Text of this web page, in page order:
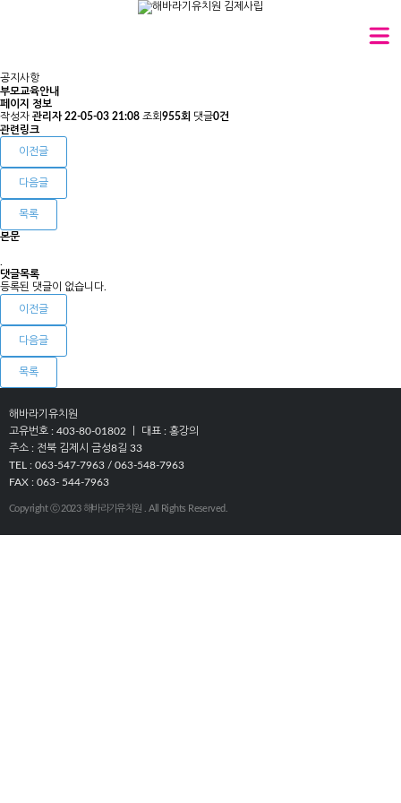
공지사항
부모교육안내
페이지 정보
작성자 관리자 22-05-03 21:08 조회955회 댓글0건
관련링크
이전글
다음글
목록
본문
.
댓글목록
등록된 댓글이 없습니다.
이전글
다음글
목록
해바라기유치원
고유번호 : 403-80-01802 ㅣ 대표 : 홍강의
주소 : 전북 김제시 금성8길 33
TEL : 063-547-7963 / 063-548-7963
FAX : 063- 544-7963
Copyright ⓒ 2023 해바라기유치원 . All Rights Reserved.